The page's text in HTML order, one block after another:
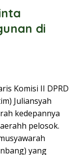
di
Komisi II DPRD
Juliansyah
kedepannya
pelosok.
yang